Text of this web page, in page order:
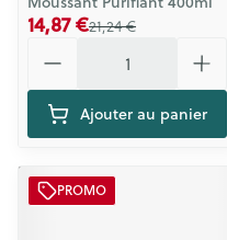
21,24 €
14,87 €
Ajouter au panier
PROMO